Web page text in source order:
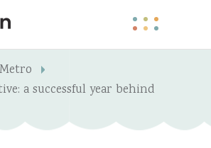
Metro
a successful year behind